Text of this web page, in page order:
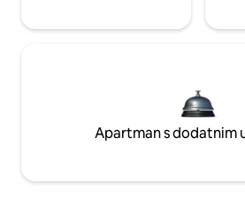
Apartman s dodatnim